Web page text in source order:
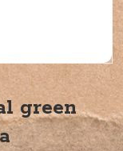
green